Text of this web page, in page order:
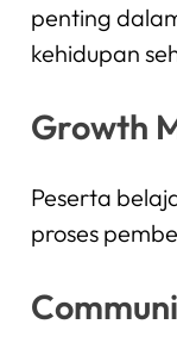
penting
kehidupan
Growth
Peserta
proses